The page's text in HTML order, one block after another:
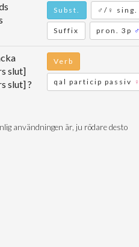
Subst. ♂/♀ sing.
Suffix pron. 3p
slut]
slut] ?
Verb
qal particip passiv
användningen är, ju rödare desto